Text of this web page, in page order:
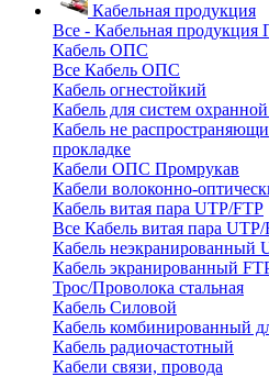
Кабельная продукция
Все - Кабельная продукция
Кабель ОПС
Все Кабель ОПС
Кабель огнестойкий
Кабель для систем
Кабель не
прокладке
Кабели ОПС Промрукав
Кабели волоконно-
Кабель витая пара UTP/FTP
Все Кабель витая пара UTP/
Кабель неэкранированный
Кабель экранированный
Трос/Проволока стальная
Кабель Силовой
Кабель комбинированный
Кабель радиочастотный
Кабели связи, провода